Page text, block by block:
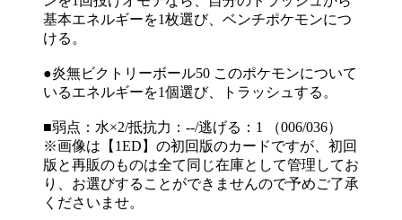
基本エネルギーを1枚選び、ベンチポケモンにつ
ける。
●炎無ビクトリーボール50 このポケモンについて
いるエネルギーを1個選び、トラッシュする。
■弱点：水×2/抵抗力：--/逃げる：1 （006/036）
※画像は【1ED】の初回版のカードですが、初回
版と再販のものは全て同じ在庫として管理してお
り、お選びすることができませんので予めご了承
くださいませ。